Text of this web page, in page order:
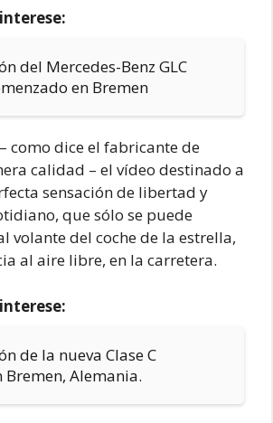
del Mercedes-Benz GLC
en Bremen
como dice el fabricante de
calidad – el vídeo destinado a
sensación de libertad y
que sólo se puede
volante del coche de la estrella,
al aire libre, en la carretera.
de la nueva Clase C
Bremen, Alemania.